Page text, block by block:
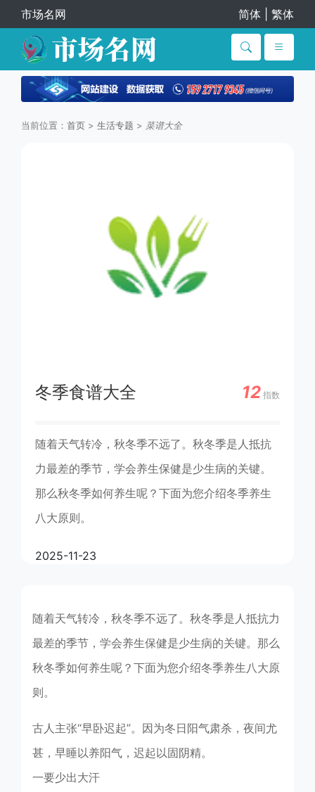
市场名网 简体 繁体
当前位置： 首页 > 生活专题 > 菜谱大全
冬季食谱大全 12 指数
随着天气转冷，秋冬季不远了。秋冬季是人抵抗
力最差的季节，学会养生保健是少生病的关键。
那么秋冬季如何养生呢？下面为您介绍冬季养生
八大原则。
2025-11-23
随着天气转冷，秋冬季不远了。秋冬季是人抵抗力
最差的季节，学会养生保健是少生病的关键。那么
秋冬季如何养生呢？下面为您介绍冬季养生八大原
则。
古人主张“早卧迟起”。因为冬日阳气肃杀，夜间尤
甚，早睡以养阳气，迟起以固阴精。
一要少出大汗